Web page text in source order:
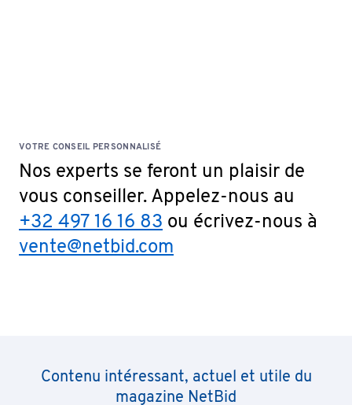
VOTRE CONSEIL PERSONNALISÉ
Nos experts se feront un plaisir de
vous conseiller. Appelez-nous au
+32 497 16 16 83 ou écrivez-nous à
vente@netbid.com
Contenu intéressant, actuel et utile du
magazine NetBid